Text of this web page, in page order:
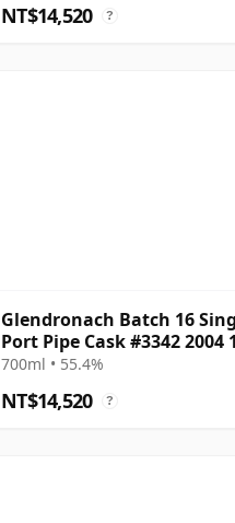
NT$14,520 ?
Glendronach Batch 16
Port Pipe Cask #3342 2004
年
700ml • 55.4%
NT$14,520 ?